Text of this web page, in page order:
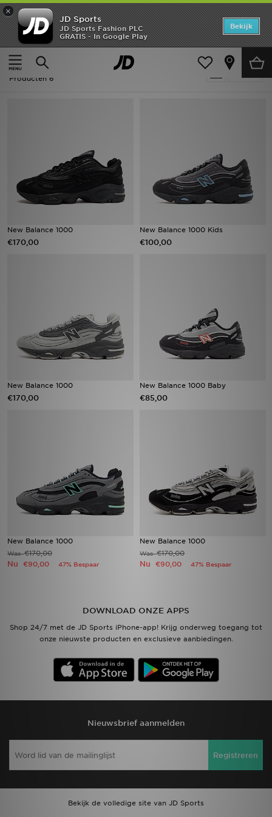
×
JD Sports
JD Sports Fashion PLC
GRATIS - In Google Play
Bekijk
Thuis
New Balance 1000
New Balance 1000
Producten 6
New Balance 1000
€170,00
New Balance 1000 Kids
€100,00
New Balance 1000
€170,00
New Balance 1000 Baby
€85,00
New Balance 1000
Was€170,00
Nu €90,00 47% Bespaar
New Balance 1000
Was€170,00
Nu €90,00 47% Bespaar
DOWNLOAD ONZE APPS
Shop 24/7 met de JD Sports iPhone-app! Krijg onderweg toegang tot
onze nieuwste producten en exclusieve aanbiedingen.
Nieuwsbrief aanmelden
Registreren
Bekijk de volledige site van JD Sports
Home
Offers
New In
Collecties
Sports
Bestelling traceren
Mijn JD
Klantenservice